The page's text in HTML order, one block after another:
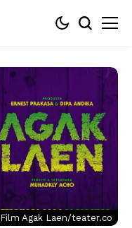
Film Agak Laen/teater.co